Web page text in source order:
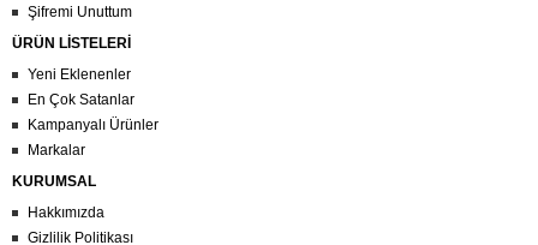
Şifremi Unuttum
ÜRÜN LİSTELERİ
Yeni Eklenenler
En Çok Satanlar
Kampanyalı Ürünler
Markalar
KURUMSAL
Hakkımızda
Gizlilik Politikası